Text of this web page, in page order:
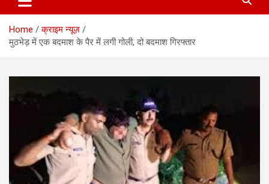
Home
क्राइम न्यूज़
मुठभेड़ में एक बदमाश के पैर में लगी गोली, दो बदमाश गिरफ्तार